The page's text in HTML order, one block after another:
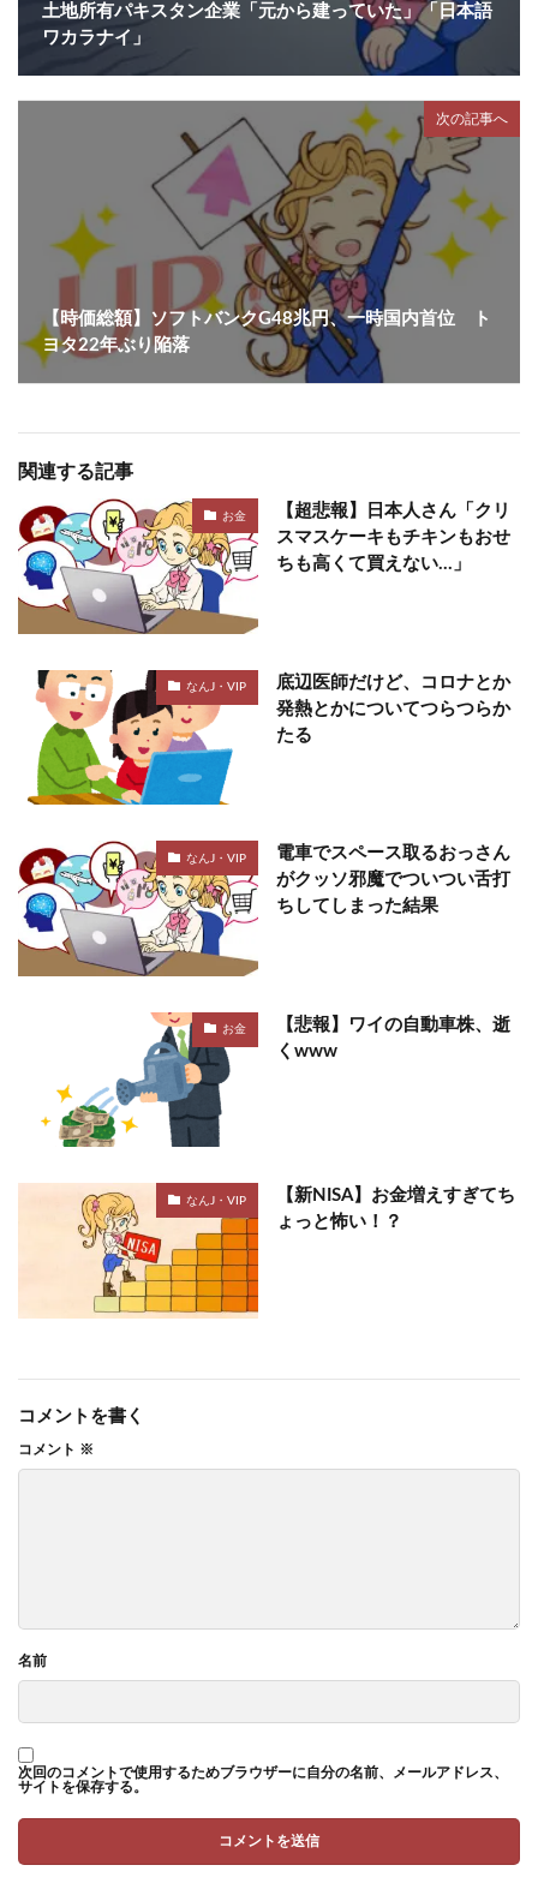
土地所有パキスタン企業「元から建っていた」「日本語
ワカラナイ」
次の記事へ
【時価総額】ソフトバンクG48兆円、一時国内首位 ト
ヨタ22年ぶり陥落
関連する記事
お金
【超悲報】日本人さん「クリ
スマスケーキもチキンもおせ
ちも高くて買えない…」
なんJ・VIP
底辺医師だけど、コロナとか
発熱とかについてつらつらか
たる
なんJ・VIP
電車でスペース取るおっさん
がクッソ邪魔でついつい舌打
ちしてしまった結果
お金
【悲報】ワイの自動車株、逝
くwww
なんJ・VIP
【新NISA】お金増えすぎてち
ょっと怖い！？
コメントを書く
コメント ※
名前
次回のコメントで使用するためブラウザーに自分の名前、メールアドレス、
サイトを保存する。